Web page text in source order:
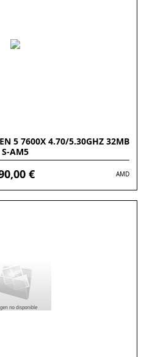
5 7600X 4.70/5.30GHZ 32MB
S-AM5
€ AMD